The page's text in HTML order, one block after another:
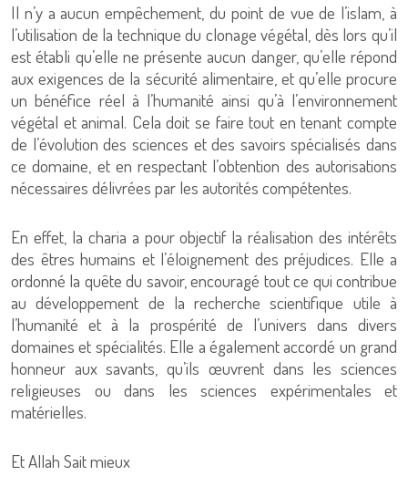
Il n’y a aucun empêchement, du point de vue de l’islam, à
l’utilisation de la technique du clonage végétal, dès lors qu’il
est établi qu’elle ne présente aucun danger, qu’elle répond
aux exigences de la sécurité alimentaire, et qu’elle procure
un bénéfice réel à l’humanité ainsi qu’à l’environnement
végétal et animal. Cela doit se faire tout en tenant compte
de l’évolution des sciences et des savoirs spécialisés dans
ce domaine, et en respectant l’obtention des autorisations
nécessaires délivrées par les autorités compétentes.
En effet, la charia a pour objectif la réalisation des intérêts
des êtres humains et l’éloignement des préjudices. Elle a
ordonné la quête du savoir, encouragé tout ce qui contribue
au développement de la recherche scientifique utile à
l’humanité et à la prospérité de l’univers dans divers
domaines et spécialités. Elle a également accordé un grand
honneur aux savants, qu’ils œuvrent dans les sciences
religieuses ou dans les sciences expérimentales et
matérielles.
Et Allah Sait mieux